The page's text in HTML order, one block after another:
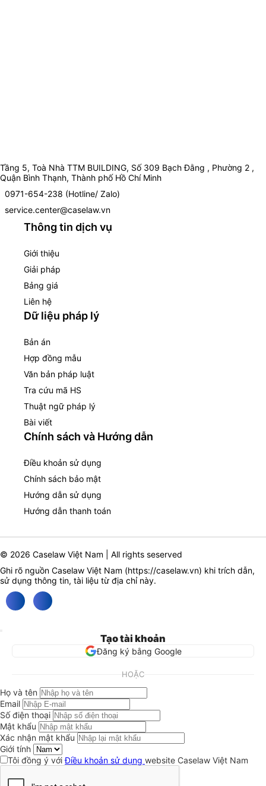
Tầng 5, Toà Nhà TTM BUILDING, Số 309 Bạch Đằng , Phường 2 ,
Quận Bình Thạnh, Thành phố Hồ Chí Minh
0971-654-238 (Hotline/ Zalo)
service.center@caselaw.vn
Thông tin dịch vụ
Giới thiệu
Giải pháp
Bảng giá
Liên hệ
Dữ liệu pháp lý
Bản án
Hợp đồng mẫu
Văn bản pháp luật
Tra cứu mã HS
Thuật ngữ pháp lý
Bài viết
Chính sách và Hướng dẫn
Điều khoản sử dụng
Chính sách bảo mật
Hướng dẫn sử dụng
Hướng dẫn thanh toán
© 2026 Caselaw Việt Nam | All rights seserved
Ghi rõ nguồn Caselaw Việt Nam (https://caselaw.vn) khi trích dẫn,
sử dụng thông tin, tài liệu từ địa chỉ này.
Tạo tài khoản
Đăng ký bằng Google
HOẶC
Họ và tên
Email
Số điện thoại
Mật khẩu
Xác nhận mật khẩu
Giới tính
Tôi đồng ý vớiĐiều khoản sử dụng website Caselaw Việt Nam